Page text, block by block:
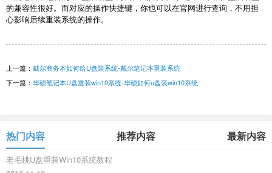
的兼容性很好。而对应的操作快捷键，你也可以在官网进行查询，不用担
心影响后续重装系统的操作。
上一篇： 戴尔商务本如何给U盘装系统-戴尔笔记本重装系统
下一篇： 华硕笔记本U盘重装win10系统-华硕如何u盘装win10系统
热门内容 推荐内容 最新内容
老毛桃U盘重装Win10系统教程